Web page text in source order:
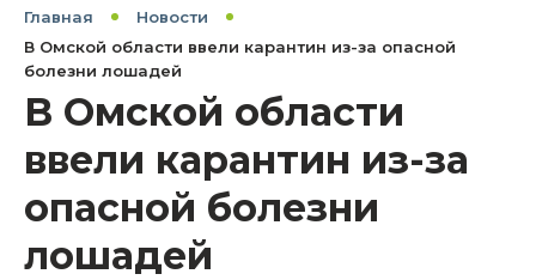
Главная
Новости
В Омской области ввели карантин из-за опасной
болезни лошадей
В Омской области
ввели карантин из-за
опасной болезни
лошадей